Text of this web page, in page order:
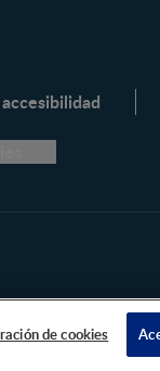
de cookies